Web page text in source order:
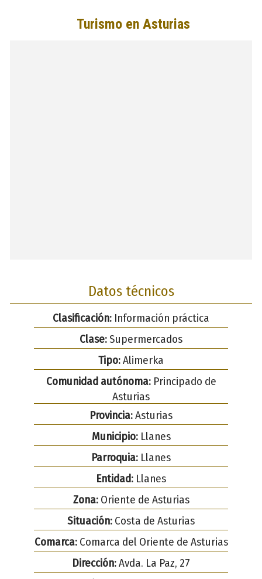
Datos técnicos
Clasificación: Información práctica
Clase:Supermercados
Tipo:Alimerka
Comunidad autónoma:Principado de
Asturias
Provincia:Asturias
Municipio:Llanes
Parroquia: Llanes
Entidad: Llanes
Zona:Oriente de Asturias
Situación: Costa de Asturias
Comarca:Comarca del Oriente de Asturias
Dirección:Avda. La Paz, 27